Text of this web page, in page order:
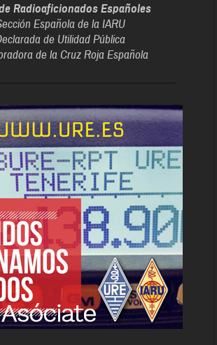
Radioaficionados Españoles
Española de la IARU
de Utilidad Pública
de la Cruz Roja Española